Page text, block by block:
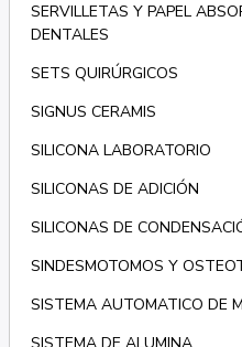
SERVILLETAS Y PAPEL
DENTALES
SETS QUIRÚRGICOS
SIGNUS CERAMIS
SILICONA LABORATORIO
SILICONAS DE ADICIÓN
SILICONAS DE
SINDESMOTOMOS Y
SISTEMA AUTOMATICO DE